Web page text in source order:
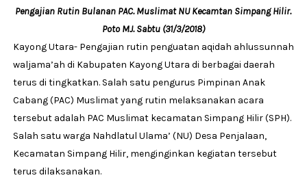
Pengajian Rutin Bulanan PAC. Muslimat NU Kecamtan Simpang Hilir.
Poto MJ. Sabtu (31/3/2018)
Kayong Utara- Pengajian rutin penguatan aqidah ahlussunnah
waljama’ah di Kabupaten Kayong Utara di berbagai daerah
terus di tingkatkan. Salah satu pengurus Pimpinan Anak
Cabang (PAC) Muslimat yang rutin melaksanakan acara
tersebut adalah PAC Muslimat kecamatan Simpang Hilir (SPH).
Salah satu warga Nahdlatul Ulama’ (NU) Desa Penjalaan,
Kecamatan Simpang Hilir, menginginkan kegiatan tersebut
terus dilaksanakan.